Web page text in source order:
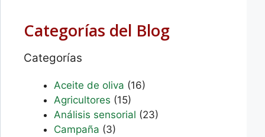
Categorías del Blog
Categorías
Aceite de oliva (16)
Agricultores (15)
Análisis sensorial (23)
Campaña (3)